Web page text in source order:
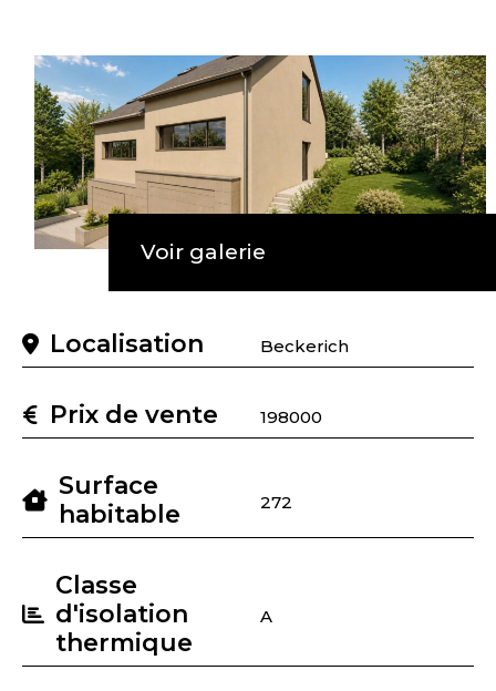
Voir galerie
Localisation Beckerich
Prix de vente 198000
Surface
habitable
272
Classe
d'isolation
thermique
A